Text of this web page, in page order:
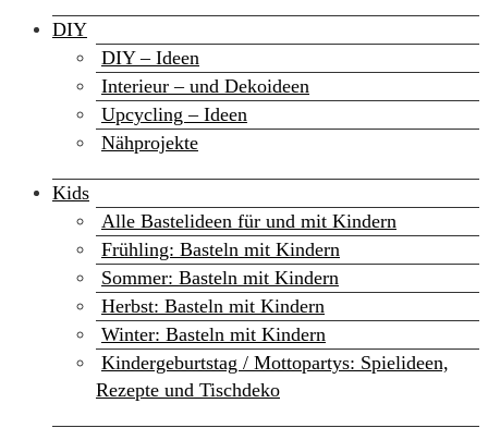
DIY
DIY – Ideen
Interieur – und Dekoideen
Upcycling – Ideen
Nähprojekte
Kids
Alle Bastelideen für und mit Kindern
Frühling: Basteln mit Kindern
Sommer: Basteln mit Kindern
Herbst: Basteln mit Kindern
Winter: Basteln mit Kindern
Kindergeburtstag / Mottopartys: Spielideen,
Rezepte und Tischdeko